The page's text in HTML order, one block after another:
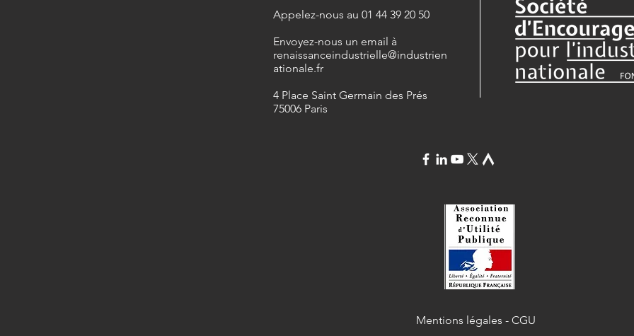
Appelez-nous au 01 44 39 20 50
​Envoyez-nous un email à
renaissanceindustrielle@industrien
ationale.fr
4 Place Saint Germain des Prés
75006 Paris
Mentions légales - CGU